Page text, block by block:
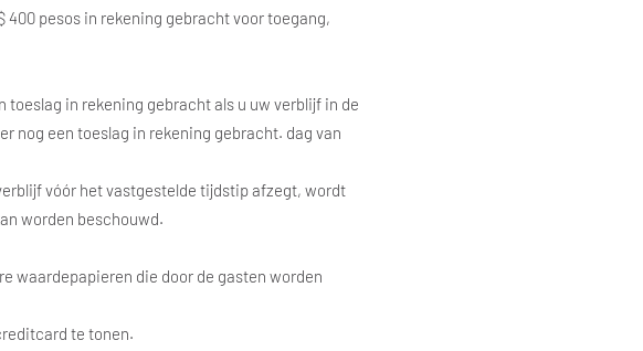
400 pesos in rekening gebracht voor toegang,
toeslag in rekening gebracht als u uw verblijf in de
nog een toeslag in rekening gebracht. dag van
vóór het vastgestelde tijdstip afzegt, wordt
worden beschouwd.
waardepapieren die door de gasten worden
te tonen.